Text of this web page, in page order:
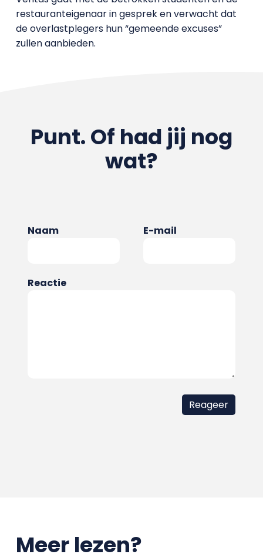
restauranteigenaar in gesprek en verwacht dat
de overlastplegers hun “gemeende excuses”
zullen aanbieden.
Punt. Of had jij nog
wat?
Naam E-mail
Reactie
Meer lezen?